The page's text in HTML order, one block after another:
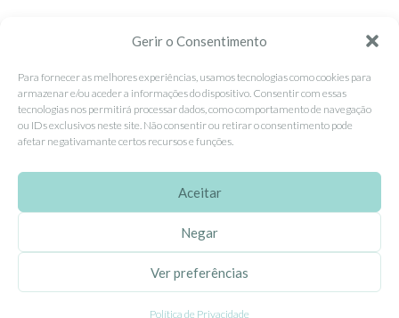
Gerir o Consentimento
Para fornecer as melhores experiências, usamos tecnologias como cookies para
armazenar e/ou aceder a informações do dispositivo. Consentir com essas
tecnologias nos permitirá processar dados, como comportamento de navegação
ou IDs exclusivos neste site. Não consentir ou retirar o consentimento pode
afetar negativamante certos recursos e funções.
Aceitar
Negar
Ver preferências
Política de Privacidade
SEGUE-NOS
Facebook
Instagram
Pinterest